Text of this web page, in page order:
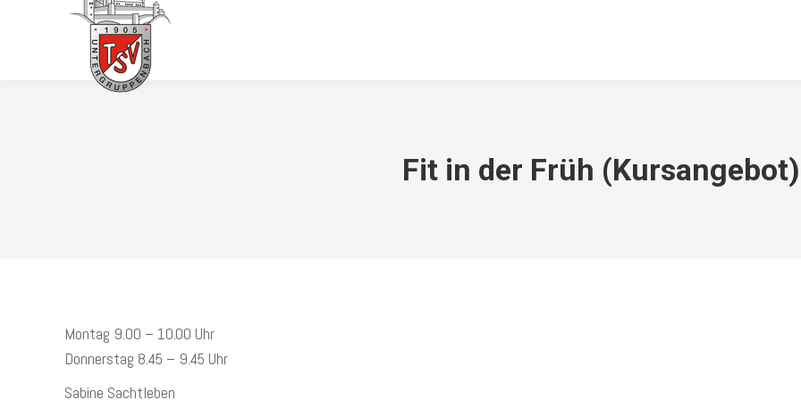
Fit in der Früh (Kursangebot)
Montag 9.00 – 10.00 Uhr
Donnerstag 8.45 – 9.45 Uhr
Sabine Sachtleben